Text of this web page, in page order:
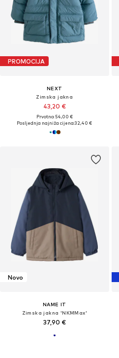
PROMOCIJA
NEXT
Zimska jakna
43,20 €
Prvotno: 54,00 €
Posljednja najniža cijena:32,40 €
Novo
NAME IT
Zimska jakna 'NKMMax'
37,90 €